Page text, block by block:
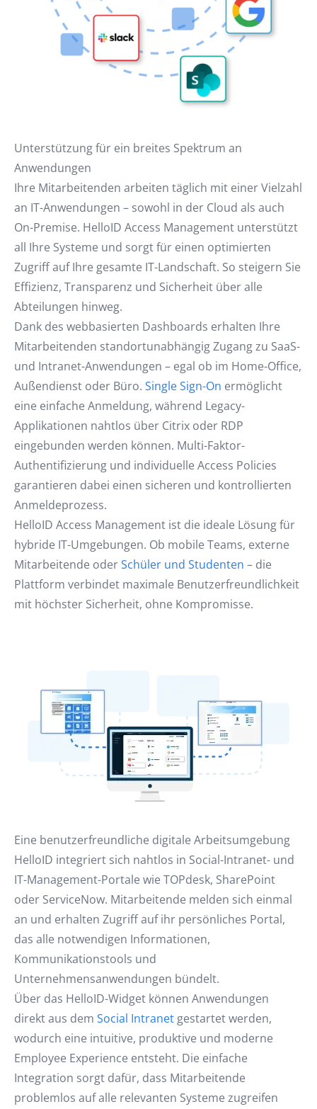
Unterstützung für ein breites Spektrum an
Anwendungen
Ihre Mitarbeitenden arbeiten täglich mit einer Vielzahl
an IT-Anwendungen – sowohl in der Cloud als auch
On-Premise. HelloID Access Management unterstützt
all Ihre Systeme und sorgt für einen optimierten
Zugriff auf Ihre gesamte IT-Landschaft. So steigern Sie
Effizienz, Transparenz und Sicherheit über alle
Abteilungen hinweg.
Dank des webbasierten Dashboards erhalten Ihre
Mitarbeitenden standortunabhängig Zugang zu SaaS-
und Intranet-Anwendungen – egal ob im Home-Office,
Außendienst oder Büro. Single Sign-On ermöglicht
eine einfache Anmeldung, während Legacy-
Applikationen nahtlos über Citrix oder RDP
eingebunden werden können. Multi-Faktor-
Authentifizierung und individuelle Access Policies
garantieren dabei einen sicheren und kontrollierten
Anmeldeprozess.
HelloID Access Management ist die ideale Lösung für
hybride IT-Umgebungen. Ob mobile Teams, externe
Mitarbeitende oderSchüler und Studenten – die
Plattform verbindet maximale Benutzerfreundlichkeit
mit höchster Sicherheit, ohne Kompromisse.
Eine benutzerfreundliche digitale Arbeitsumgebung
HelloID integriert sich nahtlos in Social-Intranet- und
IT-Management-Portale wie TOPdesk, SharePoint
oder ServiceNow. Mitarbeitende melden sich einmal
an und erhalten Zugriff auf ihr persönliches Portal,
das alle notwendigen Informationen,
Kommunikationstools und
Unternehmensanwendungen bündelt.
Über das HelloID-Widget können Anwendungen
direkt aus dem Social Intranetgestartet werden,
wodurch eine intuitive, produktive und moderne
Employee Experience entsteht. Die einfache
Integration sorgt dafür, dass Mitarbeitende
problemlos auf alle relevanten Systeme zugreifen